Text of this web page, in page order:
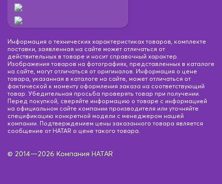
Информация о технических характеристиках товаров, комплекте
поставки, заявленная на сайте может отличаться от
действительных в товаре и носит справочный характер.
Изображения товаров на фотографиях, представленных в каталоге
на сайте, могут отличаться от оригиналов. Информация о цене
товара, указанная в каталоге на сайте, может отличаться от
фактической к моменту оформления заказа на соответствующий
товар. Убедительная просьба проверять товар при получении.
Перед покупкой, сверяйте информацию о товаре с информацией
на официальном сайте компании производителя или уточняйте
спецификацию конкретной модели с менеджером нашей
компании. Подтверждением цены заказанного товара является
сообщение от HATAR о цене такого товара.
© 2014—2026 Компания HATAR